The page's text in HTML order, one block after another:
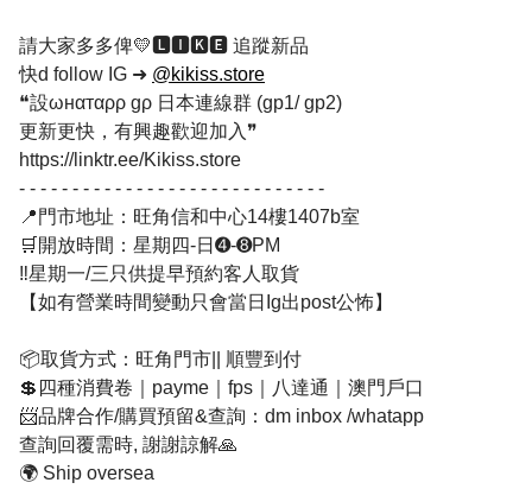
請大家多多俾💛🅻🅸🅺🅴 追蹤新品
快d follow IG ➜ @kikiss.store
❝設ωнαтαρρ gρ 日本連線群 (gp1/ gp2)
更新更快，有興趣歡迎加入❞
https://linktr.ee/Kikiss.store
- - - - - - - - - - - - - - - - - - - - - - - - - - - - -
📍門市地址：旺角信和中心14樓1407b室
🛒開放時間：星期四-日➍-➑PM
‼️星期一/三只供提早預約客人取貨
【如有營業時間變動只會當日Ig出post公怖】
📦取貨方式：旺角門市|| 順豐到付
💲四種消費卷｜payme｜fps｜八達通｜澳門戶口
📨品牌合作/購買預留&查詢：dm inbox /whatapp
查詢回覆需時, 謝謝諒解🙏
🌍 Ship oversea